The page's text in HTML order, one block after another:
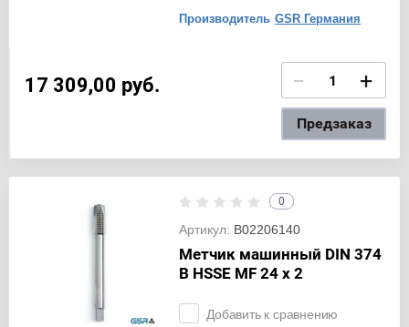
Производитель GSR Германия
17 309,00 руб. − +
Предзаказ
0
Артикул: B02206140
Метчик машинный DIN 374
B HSSE MF 24 x 2
Добавить к сравнению